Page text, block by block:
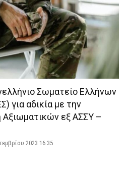
Σωματείο Ελλήνων
για αδικία με την
Αξιωματικών εξ ΑΣΣΥ –
2023 16:35